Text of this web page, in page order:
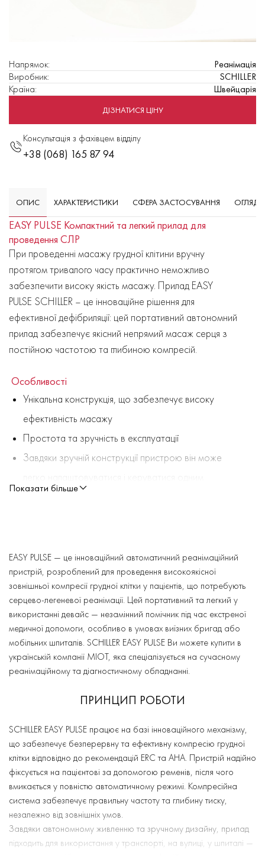
ДІЗНАТИСЯ ЦІНУ
Консультація з фахівцем відділу
+38 (068) 165 87 94
Напрямок:
Реанімація
Виробник:
SCHILLER
Країна: Швейцарія
ОПИС ХАРАКТЕРИСТИКИ СФЕРА ЗАСТОСУВАННЯ ОГЛЯД
EASY PULSE Компактний та легкий прилад для
проведення СЛР
При проведенні масажу грудної клітини вручну
протягом тривалого часу практично неможливо
забезпечити високу якість масажу. Прилад EASY
PULSE SCHILLER – це інноваційне рішення для
ефективної дефібриляції: цей портативний автономний
прилад забезпечує якісний непрямий масаж серця з
постійною частотою та глибиною компресій.
Особливості
Унікальна конструкція, що забезпечує високу
ефективність масажу
Простота та зручність в експлуатації
Завдяки зручній конструкції пристрою він може
Безперервний масаж або режим 30:2 (30 разів
масаж серця, потім два дихання), частота 100
компресій за хвилину
Змінний блок батареї з індикатором рівня заряду
(прилад поставляється із двома батареями)
45 хвилин автономної роботи (з одним блоком
батареї)
використовуватись на повітряному транспорті
Показати більше
EASY PULSE — це інноваційний автоматичний реанімаційний
пристрій, розроблений для проведення високоякісної
зовнішньої компресії грудної клітки у пацієнтів, що потребують
серцево-легеневої реанімації. Цей портативний та легкий у
використанні девайс — незамінний помічник під час екстреної
медичної допомоги, особливо в умовах виїзних бригад або
мобільних шпиталів. SCHILLER EASY PULSE Ви можете купити в
українській компанії МІОТ, яка спеціалізується на сучасному
реанімаційному та діагностичному обладнанні.
ПРИНЦИП РОБОТИ
SCHILLER EASY PULSE працює на базі інноваційного механізму,
що забезпечує безперервну та ефективну компресію грудної
клітки відповідно до рекомендацій ERC та AHA. Пристрій надійно
фіксується на пацієнтові за допомогою ременів, після чого
вмикається у повністю автоматичному режимі. Компресійна
система забезпечує правильну частоту та глибину тиску,
незалежно від зовнішніх умов.
Завдяки автономному живленню та зручному дизайну, прилад
підходить для використання у транспорті, на вулиці, у шпиталі —